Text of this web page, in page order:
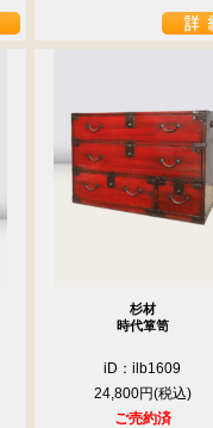
杉材
時代箪笥
iD：ilb1609
24,800円
ご売約済